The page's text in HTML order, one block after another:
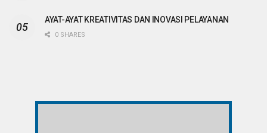
AYAT-AYAT KREATIVITAS DAN INOVASI PELAYANAN
0 SHARES